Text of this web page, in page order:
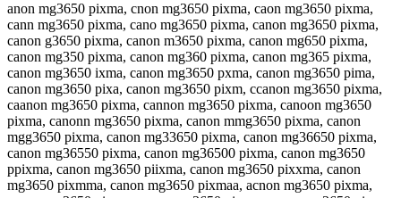
anon mg3650 pixma, cnon mg3650 pixma, caon mg3650 pixma,
cann mg3650 pixma, cano mg3650 pixma, canon mg3650 pixma,
canon g3650 pixma, canon m3650 pixma, canon mg650 pixma,
canon mg350 pixma, canon mg360 pixma, canon mg365 pixma,
canon mg3650 ixma, canon mg3650 pxma, canon mg3650 pima,
canon mg3650 pixa, canon mg3650 pixm, ccanon mg3650 pixma,
caanon mg3650 pixma, cannon mg3650 pixma, canoon mg3650
pixma, canonn mg3650 pixma, canon mmg3650 pixma, canon
mgg3650 pixma, canon mg33650 pixma, canon mg36650 pixma,
canon mg36550 pixma, canon mg36500 pixma, canon mg3650
ppixma, canon mg3650 piixma, canon mg3650 pixxma, canon
mg3650 pixmma, canon mg3650 pixmaa, acnon mg3650 pixma,